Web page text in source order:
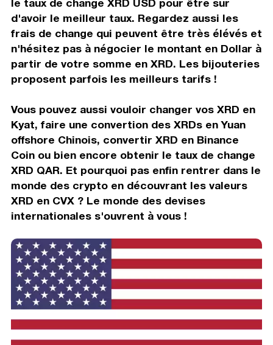
d'avoir le meilleur taux. Regardez aussi les
frais de change qui peuvent être très élévés et
n'hésitez pas à négocier le montant en Dollar à
partir de votre somme en XRD. Les bijouteries
proposent parfois les meilleurs tarifs !
Vous pouvez aussi vouloir changer vos XRD en
Kyat, faire une convertion des XRDs en Yuan
offshore Chinois, convertir XRD en Binance
Coin ou bien encore obtenir le taux de change
XRD QAR. Et pourquoi pas enfin rentrer dans le
monde des crypto en découvrant les valeurs
XRD en CVX ? Le monde des devises
internationales s'ouvrent à vous !